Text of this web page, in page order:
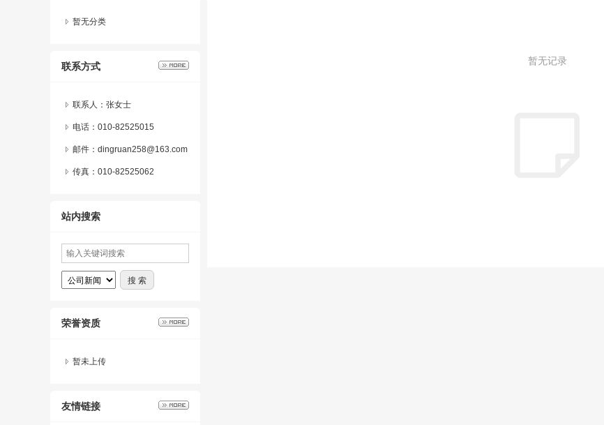
暂无分类
联系方式
联系人：张女士
电话：010-82525015
邮件：dingruan258@163.com
传真：010-82525062
站内搜索
荣誉资质
暂未上传
友情链接
暂无记录